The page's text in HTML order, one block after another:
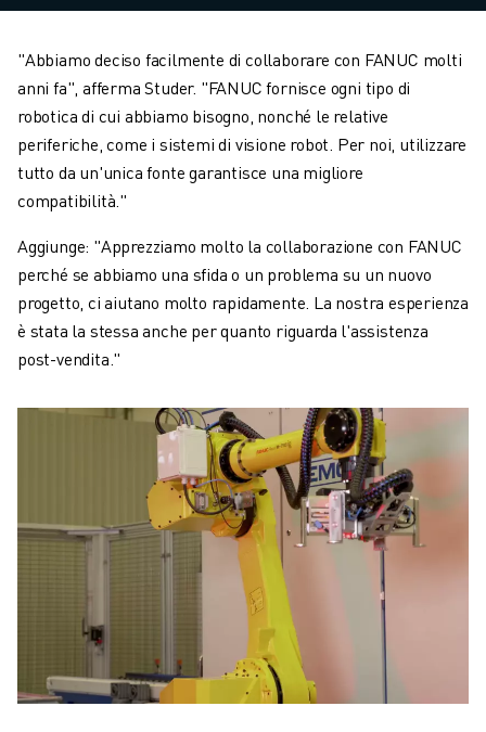
"Abbiamo deciso facilmente di collaborare con FANUC molti
anni fa", afferma Studer. "FANUC fornisce ogni tipo di
robotica di cui abbiamo bisogno, nonché le relative
periferiche, come i sistemi di visione robot. Per noi, utilizzare
tutto da un'unica fonte garantisce una migliore
compatibilità."
Aggiunge: "Apprezziamo molto la collaborazione con FANUC
perché se abbiamo una sfida o un problema su un nuovo
progetto, ci aiutano molto rapidamente. La nostra esperienza
è stata la stessa anche per quanto riguarda l'assistenza
post-vendita."